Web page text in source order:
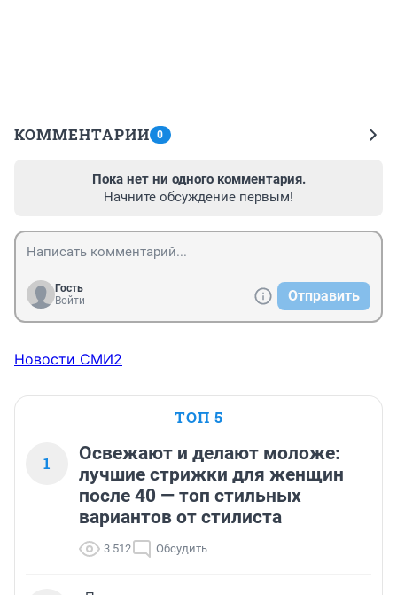
КОММЕНТАРИИ 0
Пока нет ни одного комментария.
Начните обсуждение первым!
Гость
Войти
Отправить
Новости СМИ2
ТОП 5
1
Освежают и делают моложе:
лучшие стрижки для женщин
после 40 — топ стильных
вариантов от стилиста
3 512 Обсудить